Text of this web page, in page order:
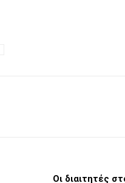
Οι διαιτητές